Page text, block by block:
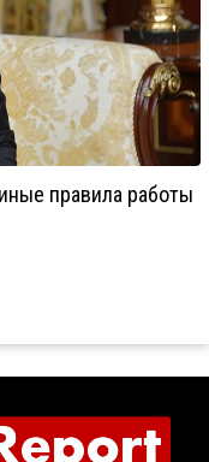
правила работы